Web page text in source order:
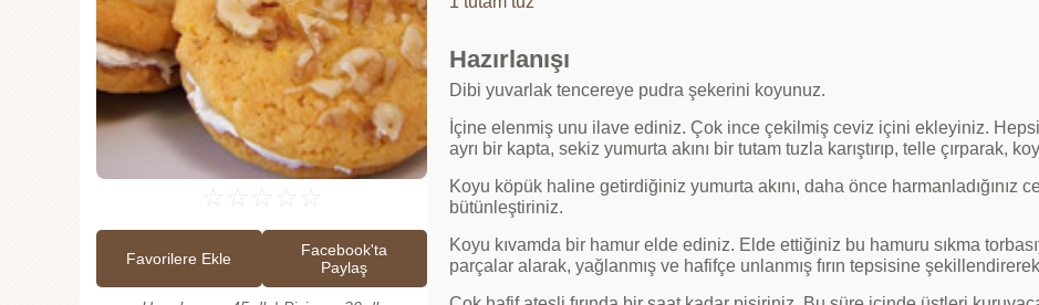
☆ ☆ ☆ ☆ ☆
Favorilere Ekle
Facebook'ta
Paylaş
Hazırlanışı
Dibi yuvarlak tencereye pudra şekerini koyunuz.
İçine elenmiş unu ilave ediniz. Çok ince çekilmiş ceviz içini ekleyiniz.
ayrı bir kapta, sekiz yumurta akını bir tutam tuzla karıştırıp, telle çırparak,
Koyu köpük haline getirdiğiniz yumurta akını, daha önce harmanladığınız
bütünleştiriniz.
Koyu kıvamda bir hamur elde ediniz. Elde ettiğiniz bu hamuru sıkma
parçalar alarak, yağlanmış ve hafifçe unlanmış fırın tepsisine